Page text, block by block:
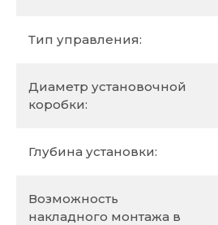
Тип управления:
Диаметр установочной
коробки:
Глубина установки:
Возможность
накладного монтажа в